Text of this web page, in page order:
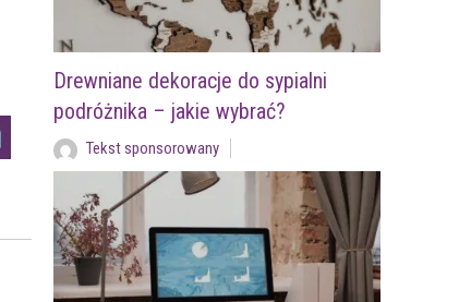
Drewniane dekoracje do sypialni
podróżnika – jakie wybrać?
Tekst sponsorowany